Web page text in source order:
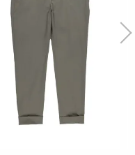
り、切れ端のほつれ
きます。
調したミニマルデザ